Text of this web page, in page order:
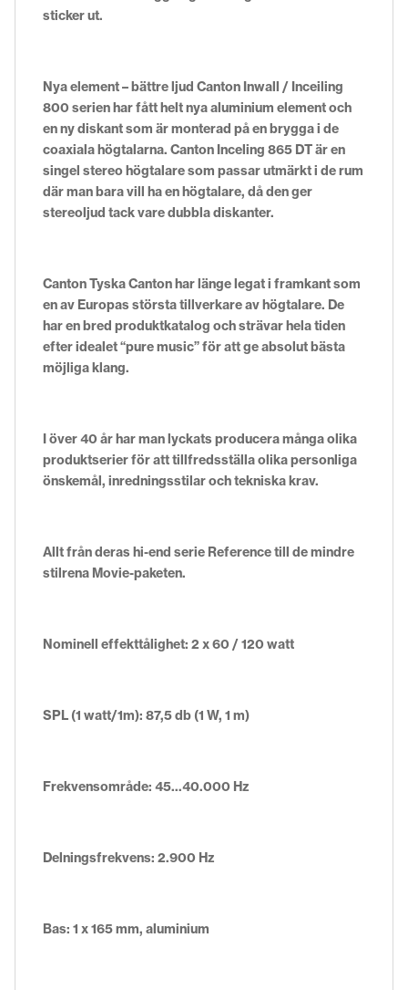
sticker ut.
Nya element – bättre ljud Canton Inwall / Inceiling
800 serien har fått helt nya aluminium element och
en ny diskant som är monterad på en brygga i de
coaxiala högtalarna. Canton Inceling 865 DT är en
singel stereo högtalare som passar utmärkt i de rum
där man bara vill ha en högtalare, då den ger
stereoljud tack vare dubbla diskanter.
Canton Tyska Canton har länge legat i framkant som
en av Europas största tillverkare av högtalare. De
har en bred produktkatalog och strävar hela tiden
efter idealet “pure music” för att ge absolut bästa
möjliga klang.
I över 40 år har man lyckats producera många olika
produktserier för att tillfredsställa olika personliga
önskemål, inredningsstilar och tekniska krav.
Allt från deras hi-end serie Reference till de mindre
stilrena Movie-paketen.
Nominell effekttålighet: 2 x 60 / 120 watt
SPL (1 watt/1m): 87,5 db (1 W, 1 m)
Frekvensområde: 45…40.000 Hz
Delningsfrekvens: 2.900 Hz
Bas: 1 x 165 mm, aluminium